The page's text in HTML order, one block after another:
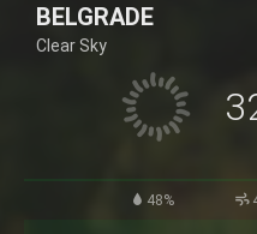
BELGRADE
Clear Sky
48%